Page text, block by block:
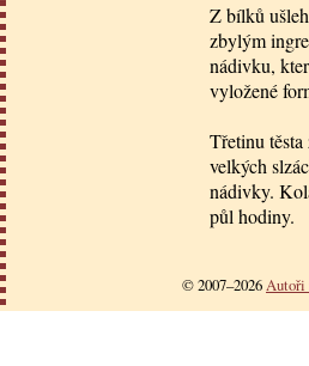
Z bílků
zbylým
nádivku,
vyložené
Třetinu těsta
velkých
nádivky.
půl hodiny.
© 2007–2026Autoři